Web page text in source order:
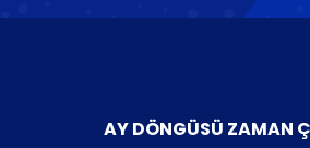
AY DÖNGÜSÜ ZAMAN